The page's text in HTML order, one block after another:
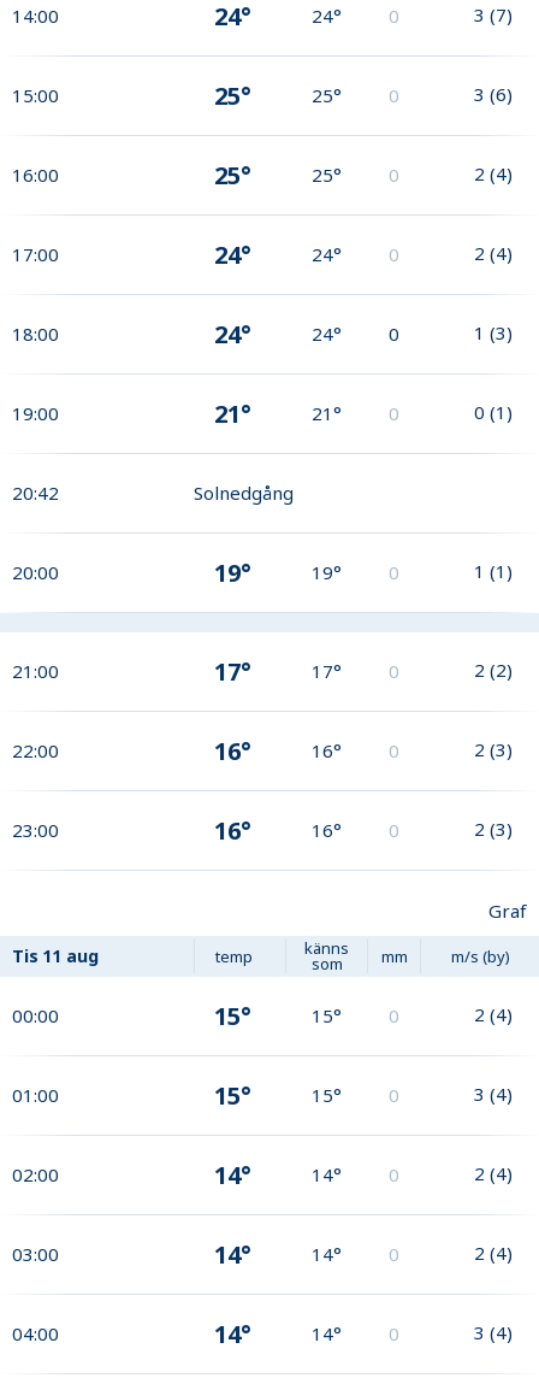
14:00 24° 24° 0 3 (7)
15:00 25° 25° 0 3 (6)
16:00 25° 25° 0 2 (4)
17:00 24° 24° 0 2 (4)
18:00 24° 24° 0 1 (3)
19:00 21° 21° 0 0 (1)
20:42 Solnedgång
20:00 19° 19° 0 1 (1)
21:00 17° 17° 0 2 (2)
22:00 16° 16° 0 2 (3)
23:00 16° 16° 0 2 (3)
Graf
Tis 11 aug temp känns
som mm m/s (by)
00:00 15° 15° 0 2 (4)
01:00 15° 15° 0 3 (4)
02:00 14° 14° 0 2 (4)
03:00 14° 14° 0 2 (4)
04:00 14° 14° 0 3 (4)